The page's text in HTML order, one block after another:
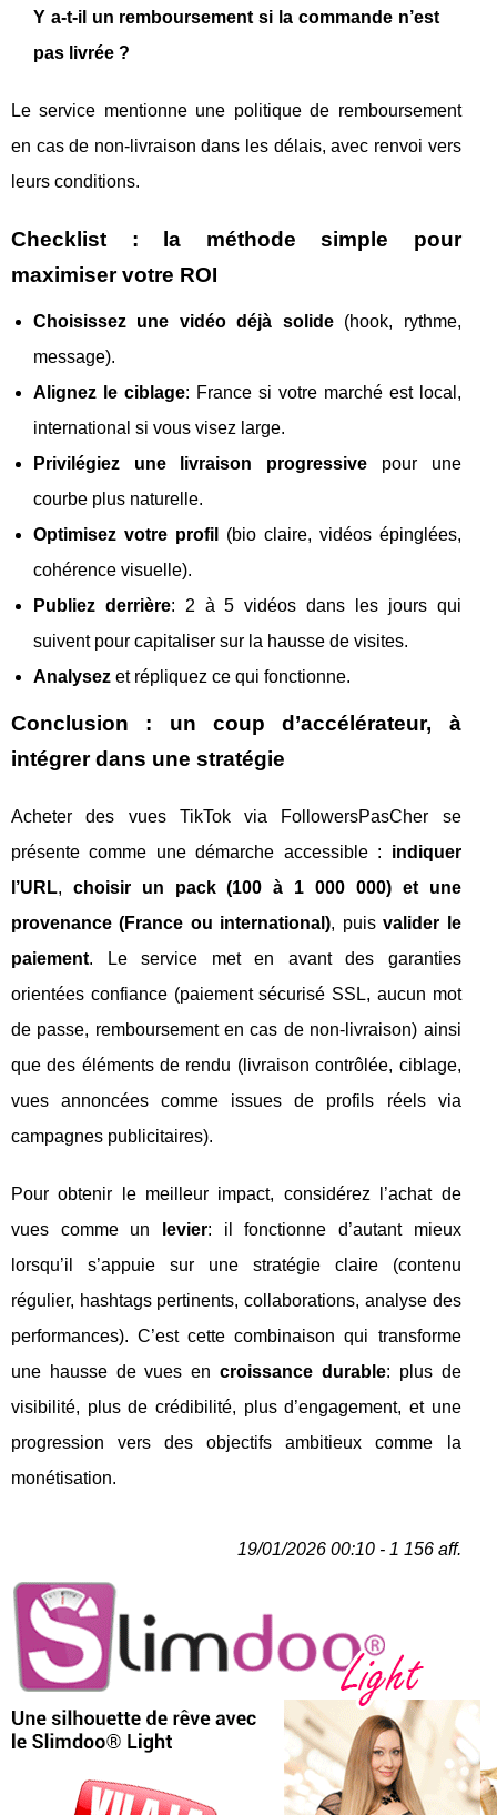
Y a-t-il un remboursement si la commande n’est
pas livrée ?
Le service mentionne une politique de remboursement
en cas de non-livraison dans les délais, avec renvoi vers
leurs conditions.
Checklist : la méthode simple pour
maximiser votre ROI
Choisissez une vidéo déjà solide(hook, rythme,
message).
Alignez le ciblage: France si votre marché est local,
international si vous visez large.
Privilégiez une livraison progressive pour une
courbe plus naturelle.
Optimisez votre profil
(bio claire, vidéos épinglées,
cohérence visuelle).
Publiez derrière: 2 à 5 vidéos dans les jours qui
suivent pour capitaliser sur la hausse de visites.
Analysez et répliquez ce qui fonctionne.
Conclusion : un coup d’accélérateur, à
intégrer dans une stratégie
Acheter des vues TikTok via FollowersPasCher se
présente comme une démarche accessible : indiquer
l’URL, choisir un pack (100 à 1 000 000) et une
provenance (France ou international), puisvalider le
paiement. Le service met en avant des garanties
orientées confiance (paiement sécurisé SSL, aucun mot
de passe, remboursement en cas de non-livraison) ainsi
que des éléments de rendu (livraison contrôlée, ciblage,
vues annoncées comme issues de profils réels via
campagnes publicitaires).
Pour obtenir le meilleur impact, considérez l’achat de
vues comme un
levier: il fonctionne d’autant mieux
lorsqu’il s’appuie sur une stratégie claire (contenu
régulier, hashtags pertinents, collaborations, analyse des
performances). C’est cette combinaison qui transforme
une hausse de vues encroissance durable: plus de
visibilité, plus de crédibilité, plus d’engagement, et une
progression vers des objectifs ambitieux comme la
monétisation.
19/01/2026 00:10 - 1 156 aff.